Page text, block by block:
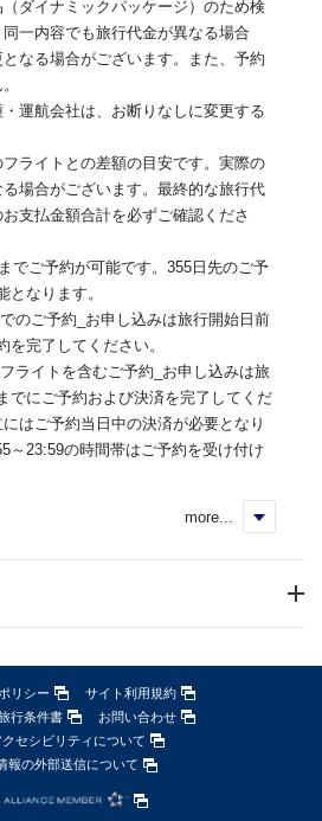
ダイナミックパッケージ）のため検
一内容でも旅行代金が異なる場合
なる場合がございます。また、予約
運航会社は、お断りなしに変更する
ライトとの差額の目安です。実際の
場合がございます。最終的な旅行代
支払金額合計を必ずご確認くださ
でご予約が可能です。355日先のご予
となります。
のご予約_お申し込みは旅行開始日前
を完了してください。
ライトを含むご予約_お申し込みは旅
でにご予約および決済を完了してくだ
はご予約当日中の決済が必要となり
～23:59の時間帯はご予約を受け付け
more...
リシー
サイト利用規約
行条件書
お問い合わせ
セシビリティについて
報の外部送信について